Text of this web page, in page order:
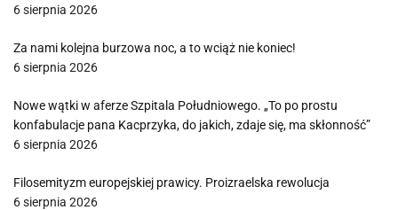
6 sierpnia 2026
Za nami kolejna burzowa noc, a to wciąż nie koniec!
6 sierpnia 2026
Nowe wątki w aferze Szpitala Południowego. „To po prostu
konfabulacje pana Kacprzyka, do jakich, zdaje się, ma skłonność”
6 sierpnia 2026
Filosemityzm europejskiej prawicy. Proizraelska rewolucja
6 sierpnia 2026